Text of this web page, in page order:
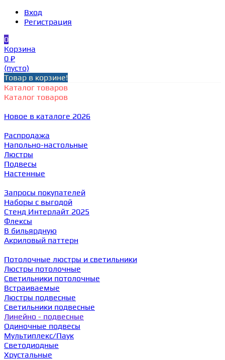
Вход
Регистрация
0
Корзина
0 ₽
(пусто)
Товар в корзине!
Каталог товаров
Каталог товаров
Новое в каталоге 2026
Распродажа
Напольно-настольные
Люстры
Подвесы
Настенные
Запросы покупателей
Наборы с выгодой
Стенд Интерлайт 2025
Флексы
В бильярдную
Акриловый паттерн
Потолочные люстры и светильники
Люстры потолочные
Светильники потолочные
Встраиваемые
Люстры подвесные
Светильники подвесные
Линейно - подвесные
Одиночные подвесы
Мультиплекс/Паук
Светодиодные
Хрустальные